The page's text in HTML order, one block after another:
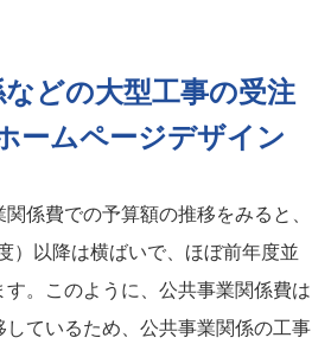
どの大型工事の受注
ームページデザイン
係費での予算額の推移をみると、
）以降は横ばいで、ほぼ前年度並
。このように、公共事業関係費は
ているため、公共事業関係の工事